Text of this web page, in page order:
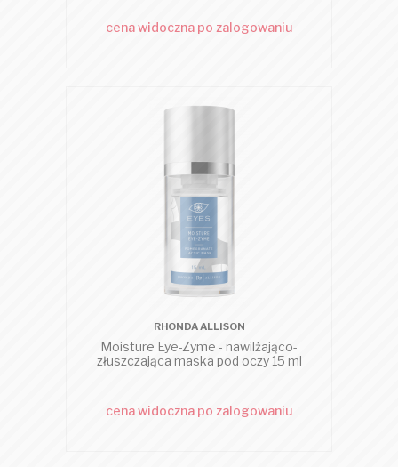
cena widoczna po zalogowaniu
RHONDA ALLISON
Moisture Eye-Zyme - nawilżająco-
złuszczająca maska pod oczy 15 ml
cena widoczna po zalogowaniu